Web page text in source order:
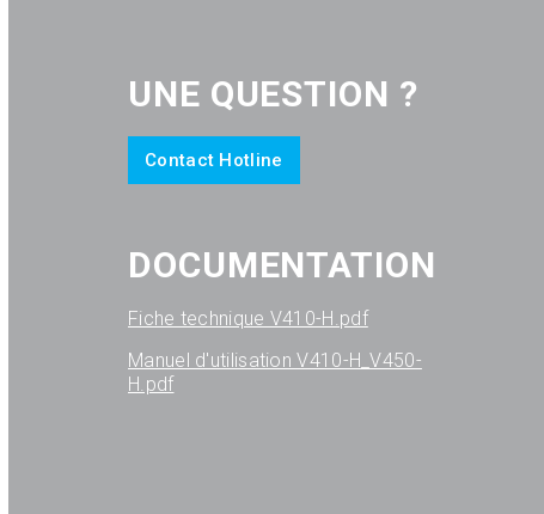
UNE QUESTION ?
Contact Hotline
DOCUMENTATION
Fiche technique V410-H.pdf
Manuel d'utilisation V410-H_V450-
H.pdf